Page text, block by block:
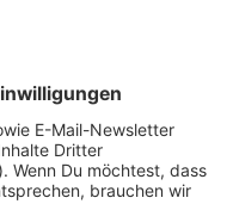
Gefahr bewusst und
davor,
Unternehmen
vertraulichen